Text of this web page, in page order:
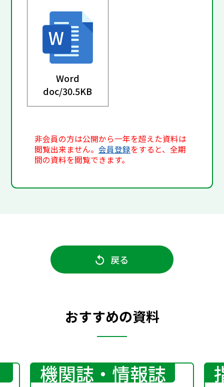
Word
doc/30.5KB
非会員の方は公開から一年を超えた資料は
閲覧出来ません。会員登録をすると、全期
間の資料を閲覧できます。
戻る
おすすめの資料
機関誌・情報誌